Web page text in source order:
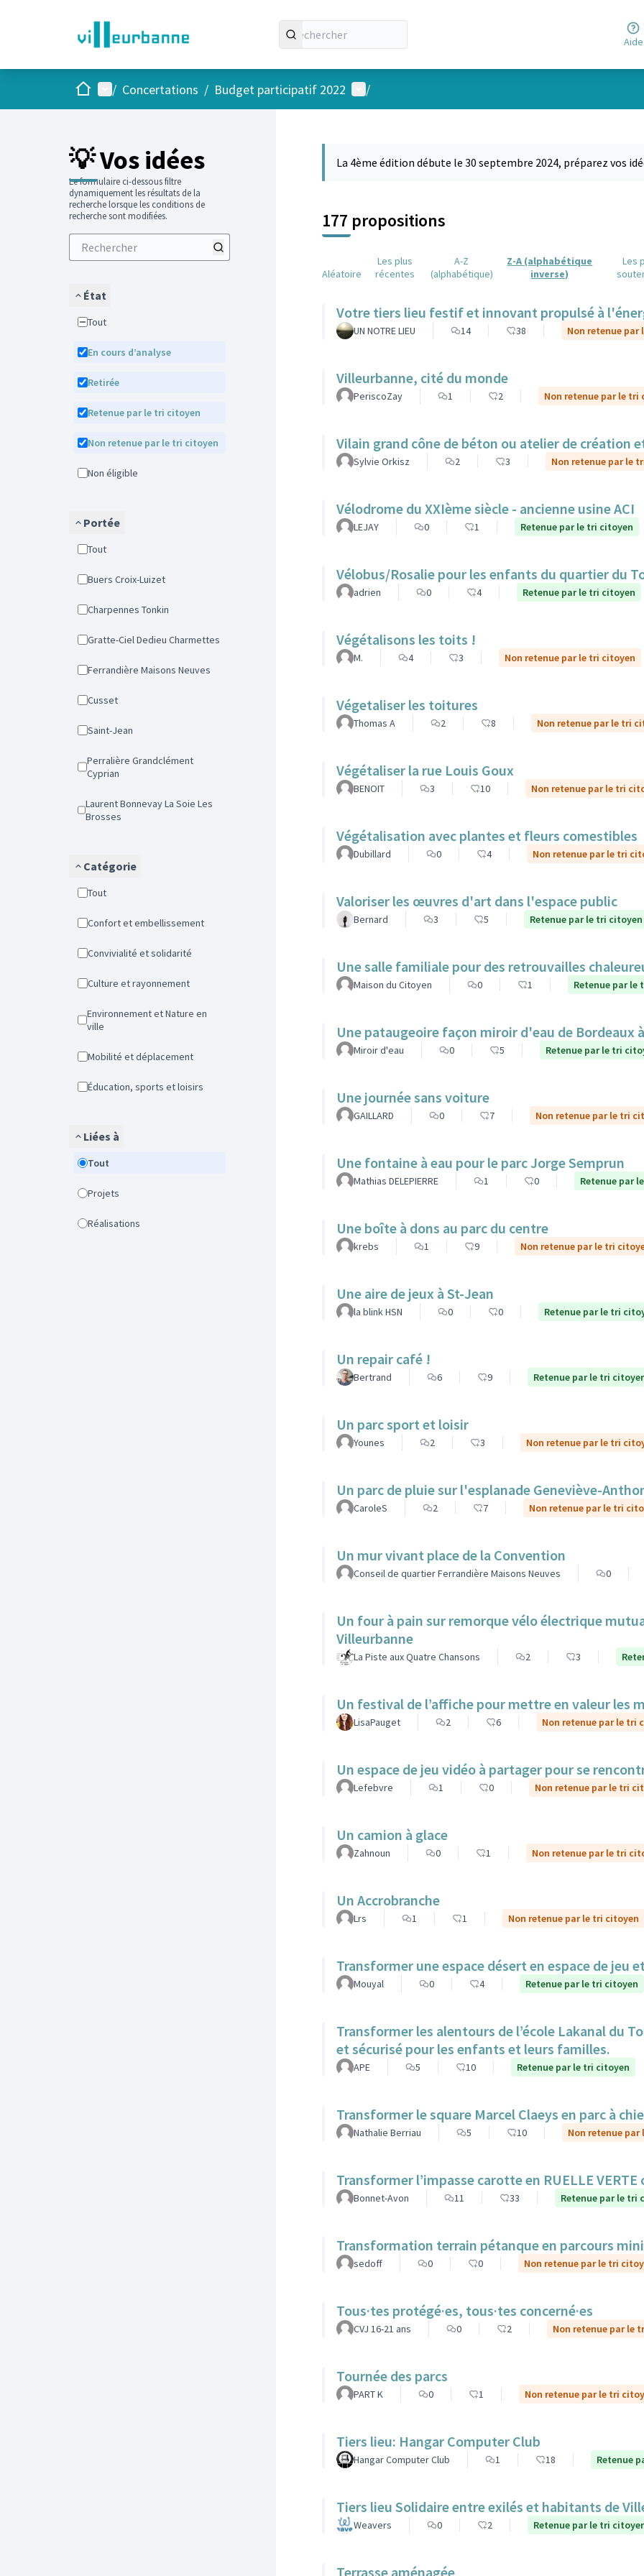
Aide
AccueilMenu principal
/ Concertations / Budget participatif 2022 Menu utilisateur
/
💡 Vos idées
Le formulaire ci-dessous filtre
dynamiquement les résultats de la
recherche lorsque les conditions de
recherche sont modifiées.
État
Tout
En cours d’analyse
Retirée
Retenue par le tri citoyen
Non retenue par le tri citoyen
Non éligible
Portée
Tout
Buers Croix-Luizet
Charpennes Tonkin
Gratte-Ciel Dedieu Charmettes
Ferrandière Maisons Neuves
Cusset
Saint-Jean
Perralière Grandclément
Cyprian
Laurent Bonnevay La Soie Les
Brosses
Catégorie
Tout
Confort et embellissement
Convivialité et solidarité
Culture et rayonnement
Environnement et Nature en
ville
Mobilité et déplacement
Éducation, sports et loisirs
Liées à
Tout
Projets
Réalisations
La 4ème édition débute le 30 septembre 2024, préparez vos
177 propositions
Aléatoire
Les plus
récentes
A-Z
(alphabétique)
Z-A (alphabétique
inverse)
Les
Votre tiers lieu festif et innovant propulsé à
UN NOTRE LIEU 14 38 Non retenue par
Villeurbanne, cité du monde
PeriscoZay 1 2 Non retenue par le tri
Vilain grand cône de béton ou atelier de création
Sylvie Orkisz 2 3 Non retenue par le
Vélodrome du XXIème siècle - ancienne usine ACI
LEJAY 0 1 Retenue par le tri citoyen
Vélobus/Rosalie pour les enfants du quartier du
adrien 0 4 Retenue par le tri citoyen
Végétalisons les toits !
M. 4 3 Non retenue par le tri citoyen
Végetaliser les toitures
Thomas A 2 8 Non retenue par le tri
Végétaliser la rue Louis Goux
BENOIT 3 10 Non retenue par le tri
Végétalisation avec plantes et fleurs comestibles
Dubillard 0 4 Non retenue par le tri
Valoriser les œuvres d'art dans l'espace public
Bernard 3 5 Retenue par le tri citoyen
Une salle familiale pour des retrouvailles
Maison du Citoyen 0 1 Retenue par le
Une pataugeoire façon miroir d'eau de Bordeaux
Miroir d'eau 0 5 Retenue par le tri
Une journée sans voiture
GAILLARD 0 7 Non retenue par le tri
Une fontaine à eau pour le parc Jorge Semprun
Mathias DELEPIERRE 1 0 Retenue par
Une boîte à dons au parc du centre
krebs 1 9 Non retenue par le tri
Une aire de jeux à St-Jean
la blink HSN 0 0 Retenue par le tri
Un repair café !
Bertrand 6 9 Retenue par le tri
Un parc sport et loisir
Younes 2 3 Non retenue par le tri
Un parc de pluie sur l'esplanade Geneviève-
CaroleS 2 7 Non retenue par le tri
Un mur vivant place de la Convention
Conseil de quartier Ferrandière Maisons Neuves 0
Un four à pain sur remorque vélo électrique
Villeurbanne
La Piste aux Quatre Chansons 2 3
Un festival de l’affiche pour mettre en valeur les
LisaPauget 2 6 Non retenue par le tri
Un espace de jeu vidéo à partager pour se
Lefebvre 1 0 Non retenue par le tri
Un camion à glace
Zahnoun 0 1 Non retenue par le tri
Un Accrobranche
Lrs 1 1 Non retenue par le tri citoyen
Transformer une espace désert en espace de jeu
Mouyal 0 4 Retenue par le tri citoyen
Transformer les alentours de l’école Lakanal du
et sécurisé pour les enfants et leurs familles.
APE 5 10 Retenue par le tri citoyen
Transformer le square Marcel Claeys en parc à
Nathalie Berriau 5 10 Non retenue
Transformer l’impasse carotte en RUELLE
Bonnet-Avon 11 33 Retenue par le tri
Transformation terrain pétanque en parcours
sedoff 0 0 Non retenue par le tri
Tous·tes protégé·es, tous·tes concerné·es
CVJ 16-21 ans 0 2 Non retenue par le
Tournée des parcs
PART K 0 1 Non retenue par le tri
Tiers lieu: Hangar Computer Club
Hangar Computer Club 1 18 Retenue
Tiers lieu Solidaire entre exilés et habitants de
Weavers 0 2 Retenue par le tri
Terrasse aménagée